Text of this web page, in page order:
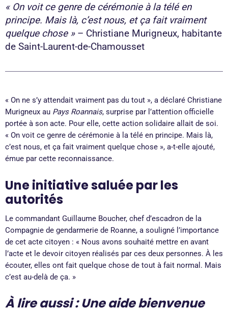
« On voit ce genre de cérémonie à la télé en
principe. Mais là, c’est nous, et ça fait vraiment
quelque chose »– Christiane Murigneux, habitante
de Saint-Laurent-de-Chamousset
« On ne s’y attendait vraiment pas du tout », a déclaré Christiane
Murigneux au Pays Roannais, surprise par l’attention officielle
portée à son acte. Pour elle, cette action solidaire allait de soi.
« On voit ce genre de cérémonie à la télé en principe. Mais là,
c’est nous, et ça fait vraiment quelque chose », a-t-elle ajouté,
émue par cette reconnaissance.
Une initiative saluée par les
autorités
Le commandant Guillaume Boucher, chef d’escadron de la
Compagnie de gendarmerie de Roanne, a souligné l’importance
de cet acte citoyen : « Nous avons souhaité mettre en avant
l’acte et le devoir citoyen réalisés par ces deux personnes. À les
écouter, elles ont fait quelque chose de tout à fait normal. Mais
c’est au-delà de ça. »
À lire aussi : Une aide bienvenue